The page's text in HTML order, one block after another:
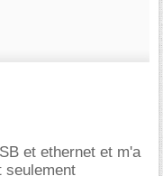
et ethernet et m'a
seulement